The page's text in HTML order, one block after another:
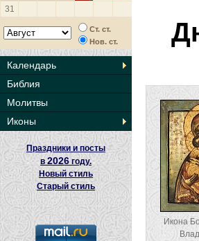
31
Ст. ст.
Нов. ст.
Календарь
Библия
Молитвы
Иконы
Праздники и посты
в 2026 году.
Новый стиль
Старый стиль
Икона